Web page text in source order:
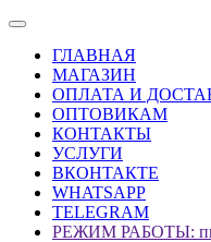
ГЛАВНАЯ
МАГАЗИН
ОПЛАТА И
ОПТОВИКАМ
КОНТАКТЫ
УСЛУГИ
ВКОНТАКТЕ
WHATSAPP
TELEGRAM
РЕЖИМ РАБОТЫ: пн-